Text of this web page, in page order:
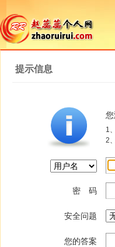
提示信息
1
2
密 码
安全问题
您的答案